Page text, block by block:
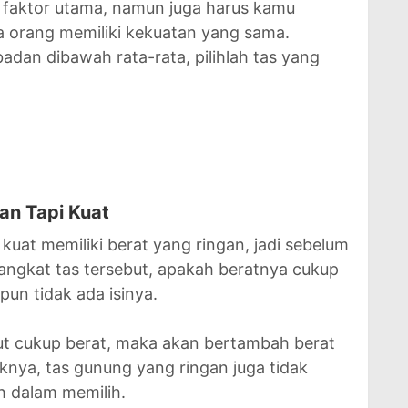
utama, namun juga harus kamu
memiliki kekuatan yang sama.
dibawah rata-rata, pilihlah tas yang
Tapi Kuat
memiliki berat yang ringan, jadi sebelum
tas tersebut, apakah beratnya cukup
tidak ada isinya.
cukup berat, maka akan bertambah berat
tas gunung yang ringan juga tidak
dalam memilih.